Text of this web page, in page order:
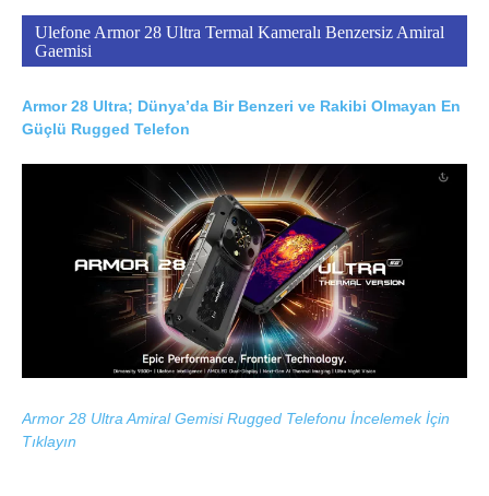
Ulefone Armor 28 Ultra Termal Kameralı Benzersiz Amiral
Gaemisi
Armor 28 Ultra; Dünya’da Bir Benzeri ve Rakibi Olmayan En
Güçlü Rugged Telefon
Armor 28 Ultra Amiral Gemisi Rugged Telefonu İncelemek İçin
Tıklayın